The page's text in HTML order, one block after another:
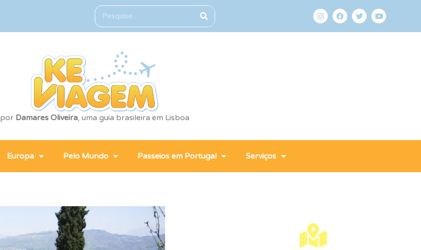
por Damares Oliveira, uma guia brasileira em Lisboa
Europa Pelo Mundo Passeios em Portugal Serviços